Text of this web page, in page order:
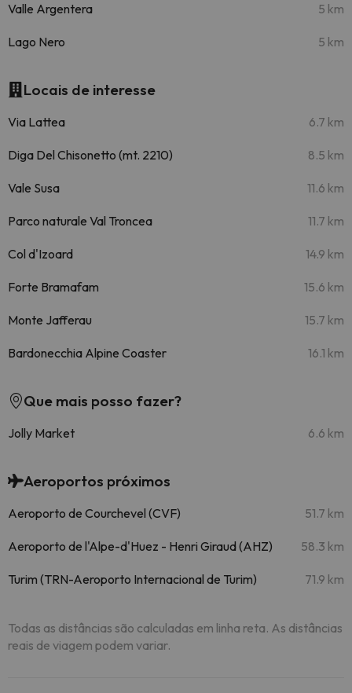
Valle Argentera 5 km
Lago Nero 5 km
Locais de interesse
Via Lattea 6.7 km
Diga Del Chisonetto (mt. 2210) 8.5 km
Vale Susa 11.6 km
Parco naturale Val Troncea 11.7 km
Col d'Izoard 14.9 km
Forte Bramafam 15.6 km
Monte Jafferau 15.7 km
Bardonecchia Alpine Coaster 16.1 km
Que mais posso fazer?
Jolly Market 6.6 km
Aeroportos próximos
Aeroporto de Courchevel (CVF) 51.7 km
Aeroporto de l'Alpe-d'Huez - Henri Giraud (AHZ) 58.3 km
Turim (TRN-Aeroporto Internacional de Turim) 71.9 km
Todas as distâncias são calculadas em linha reta. As distâncias
reais de viagem podem variar.